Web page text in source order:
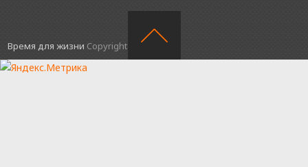
Время для жизни Copyright © 2016.